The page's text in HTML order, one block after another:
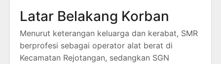
Latar Belakang Korban
Menurut keterangan keluarga dan kerabat, SMR
berprofesi sebagai operator alat berat di
Kecamatan Rejotangan, sedangkan SGN